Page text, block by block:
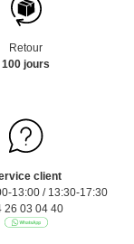
Retour
100 jours
client
13:00 / 13:30-17:30
26 03 04 40